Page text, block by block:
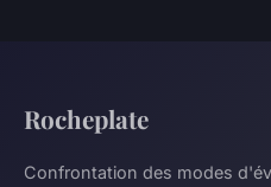
Rocheplate
Confrontation des modes